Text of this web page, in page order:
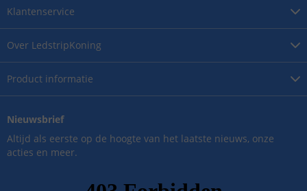
Over LedstripKoning
Product informatie
Klantenservice
Nieuwsbrief
Altijd als eerste op de hoogte van het laatste nieuws, onze
acties en meer.